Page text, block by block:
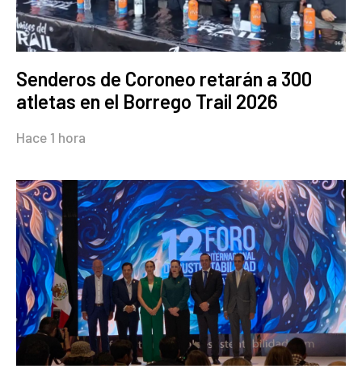
Senderos de Coroneo retarán a 300
atletas en el Borrego Trail 2026
Hace 1 hora